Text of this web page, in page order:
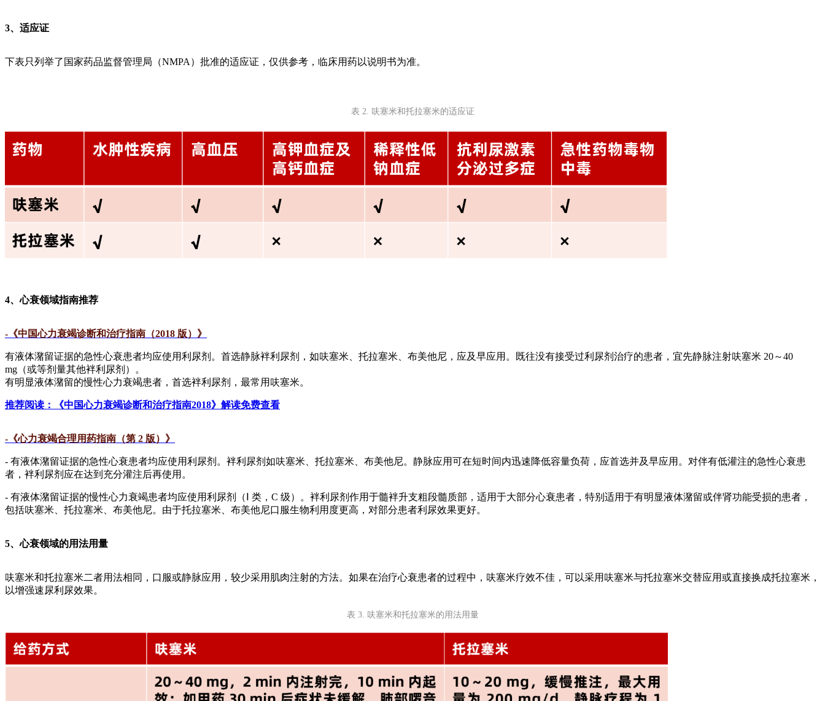
3、适应证
下表只列举了国家药品监督管理局（NMPA）批准的适应证，仅供参考，临床用药以说明书为准。
表 2. 呋塞米和托拉塞米的适应证
4、心衰领域指南推荐
-《中国心力衰竭诊断和治疗指南（2018 版）》
有液体潴留证据的急性心衰患者均应使用利尿剂。首选静脉袢利尿剂，如呋塞米、托拉塞米、布美他尼，应及早应用。
既往没有接受过利尿剂治疗的患者，宜先静脉注射呋塞米 20～40
mg（或等剂量其他袢利尿剂）。
有明显液体潴留的慢性心力衰竭患者，首选袢利尿剂，最常用呋塞米。
推荐阅读： 《中国心力衰竭诊断和治疗指南2018》解读免费查看
-《心力衰竭合理用药指南（第 2 版）》
- 有液体潴留证据的急性心衰患者均应使用利尿剂。袢利尿剂如呋塞米、托拉塞米、布美他尼。静脉应用可在短时间内迅速降低容量负荷，应首选并及早应用。对伴有低灌注的急性心衰患
者，袢利尿剂应在达到充分灌注后再使用。
- 有液体潴留证据的慢性心力衰竭患者均应使用利尿剂（Ⅰ 类，C 级）。袢利尿剂作用于髓袢升支粗段髓质部，适用于大部分心衰患者，特别适用于有明显液体潴留或伴肾功能受损的患者，
包括呋塞米、托拉塞米、布美他尼。由于托拉塞米、布美他尼口服生物利用度更高，对部分患者利尿效果更好。
5、心衰领域的用法用量
呋塞米和托拉塞米二者用法相同，口服或静脉应用，较少采用肌肉注射的方法。如果在治疗心衰患者的过程中，呋塞米疗效不佳，可以采用呋塞米与托拉塞米交替应用或直接换成托拉塞米，
以增强速尿利尿效果。
表 3. 呋塞米和托拉塞米的用法用量